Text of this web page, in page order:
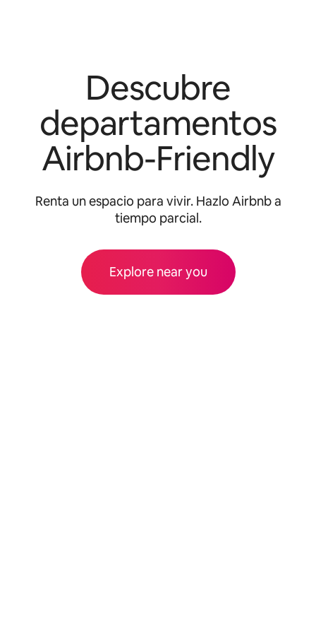
Descubre
departamentos
Airbnb-Friendly
Renta un espacio para vivir. Hazlo Airbnb a
tiempo parcial.
Explore near you